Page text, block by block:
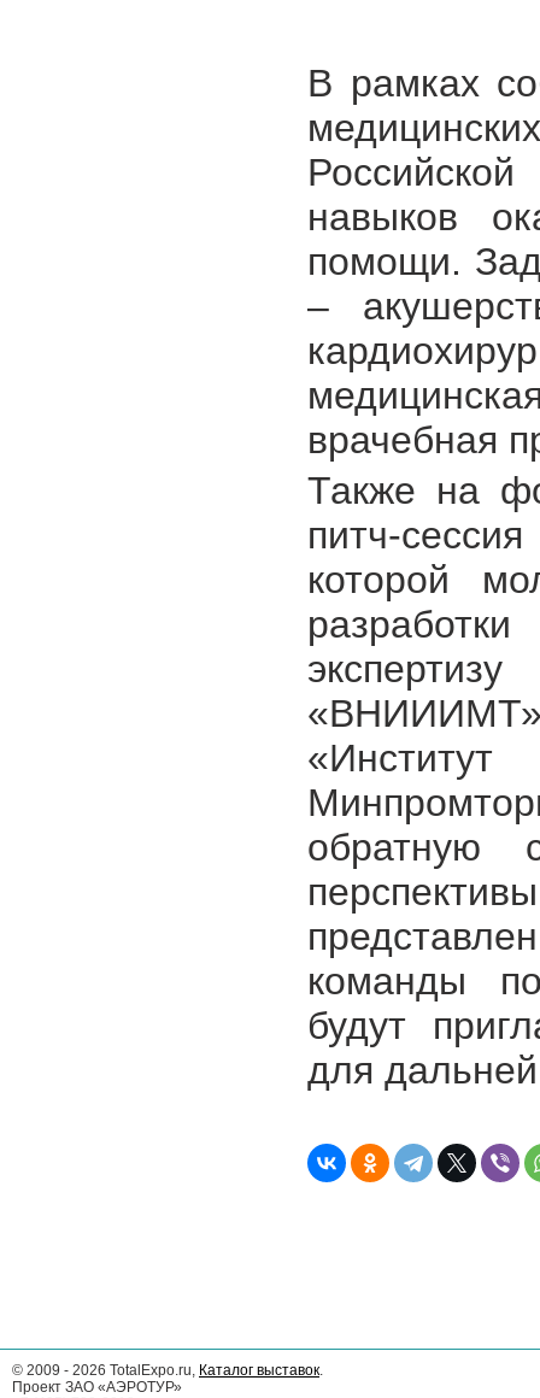
В рамках
навыков
помощи.
–
врачебная
Также на
питч-
которой
обратную
команды
будут
для
© 2009 - 2026 TotalExpo.ru, Каталог выставок.
Проект ЗАО «АЭРОТУР»